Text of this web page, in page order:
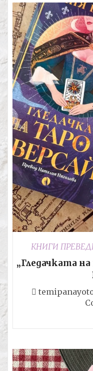
КНИГИ
„Гледачката